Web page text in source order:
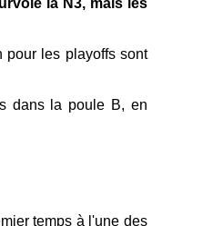
la N3, mais les
pour les playoffs sont
dans la poule B, en
temps à l'une des